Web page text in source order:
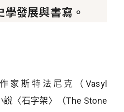
學發展與書寫。
家斯特法尼克（Vasyl
〈石字架〉（The Stone